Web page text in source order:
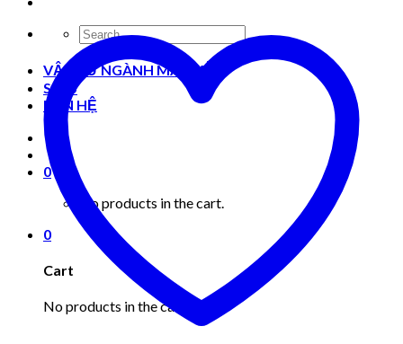
Search
for:
VẬT TƯ NGÀNH MAY MẶC
Shop
LIÊN HỆ
0
No products in the cart.
0
Cart
No products in the cart.